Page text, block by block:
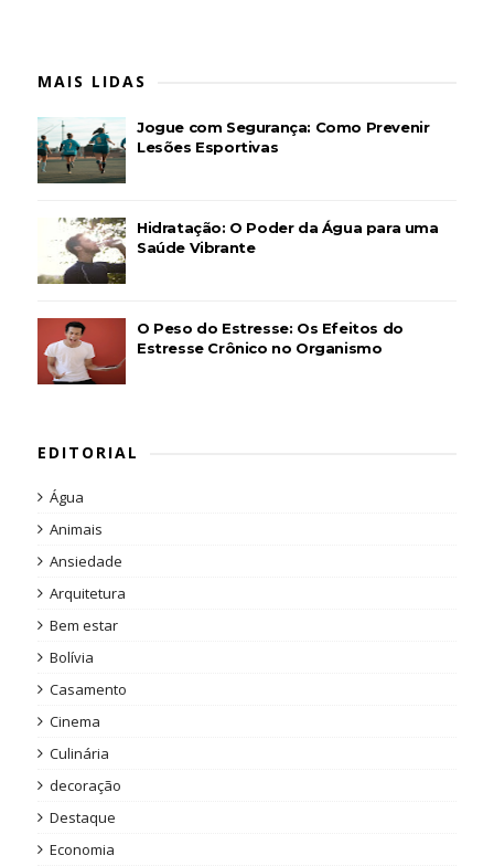
MAIS LIDAS
Jogue com Segurança: Como Prevenir
Lesões Esportivas
Hidratação: O Poder da Água para uma
Saúde Vibrante
O Peso do Estresse: Os Efeitos do
Estresse Crônico no Organismo
EDITORIAL
Água
Animais
Ansiedade
Arquitetura
Bem estar
Bolívia
Casamento
Cinema
Culinária
decoração
Destaque
Economia